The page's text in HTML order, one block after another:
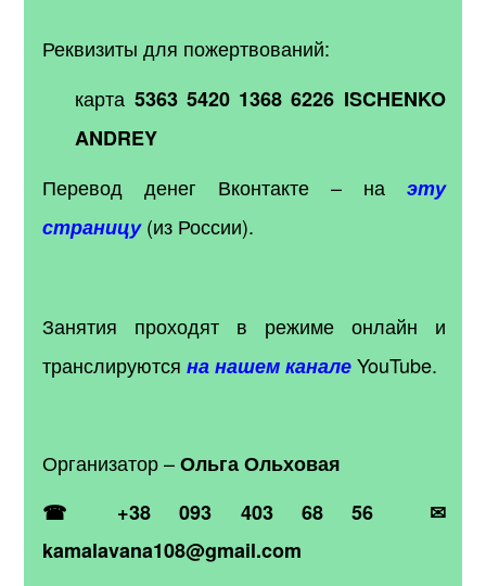
Реквизиты для пожертвований:
карта 5363 5420 1368 6226 ISCHENKO
ANDREY
Перевод денег Вконтакте – на эту
страницу(из России).
Занятия проходят в режиме онлайн и
транслируютсяна нашем каналеYouTube.
Организатор –Ольга Ольховая
☎ +38 093 403 68 56 ✉
kamalavana108@gmail.com